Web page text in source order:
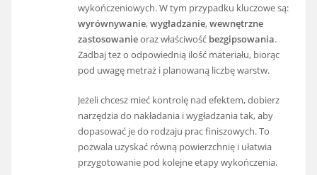
wykończeniowych. W tym przypadku kluczowe są:
wyrównywanie,wygładzanie,wewnętrzne
zastosowanieoraz właściwość bezgipsowania.
Zadbaj też o odpowiednią ilość materiału, biorąc
pod uwagę metraż i planowaną liczbę warstw.
Jeżeli chcesz mieć kontrolę nad efektem, dobierz
narzędzia do nakładania i wygładzania tak, aby
dopasować je do rodzaju prac finiszowych. To
pozwala uzyskać równą powierzchnię i ułatwia
przygotowanie pod kolejne etapy wykończenia.